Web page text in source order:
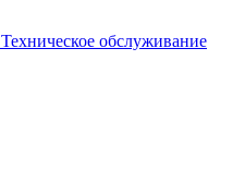
Техническое обслуживание